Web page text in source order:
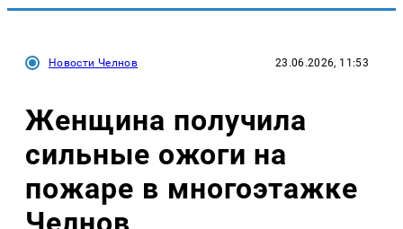
Новости Челнов 23.06.2026, 11:53
Женщина получила
сильные ожоги на
пожаре в многоэтажке